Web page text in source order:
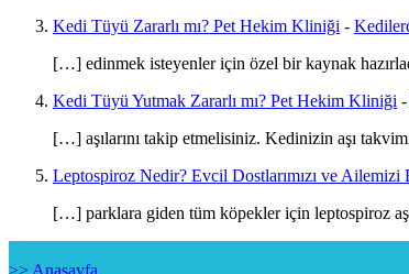
Kedi Tüyü Zararlı mı? Pet Hekim Kliniği -
[…] edinmek isteyenler için özel bir kaynak
Kedi Tüyü Yutmak Zararlı mı? Pet Hekim Kliniği -
[…] aşılarını takip etmelisiniz. Kedinizin aşı
Leptospiroz Nedir? Evcil Dostlarımızı ve
[…] parklara giden tüm köpekler için leptospiroz
>> Anasayfa